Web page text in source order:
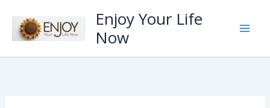
Inhalt
springen
Enjoy Your Life
Now